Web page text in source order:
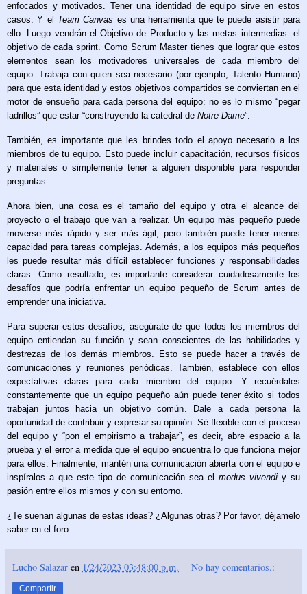
enfocados y motivados. Tener una identidad de equipo sirve en estos
casos. Y el Team Canvas es una herramienta que te puede asistir para
ello. Luego vendrán el Objetivo de Producto y las metas intermedias: el
objetivo de cada sprint. Como Scrum Master tienes que lograr que estos
elementos sean los motivadores universales de cada miembro del
equipo. Trabaja con quien sea necesario (por ejemplo, Talento Humano)
para que esta identidad y estos objetivos compartidos se conviertan en el
motor de ensueño para cada persona del equipo: no es lo mismo “pegar
ladrillos” que estar “construyendo la catedral de Notre Dame”.
También, es importante que les brindes todo el apoyo necesario a los
miembros de tu equipo. Esto puede incluir capacitación, recursos físicos
y materiales o simplemente tener a alguien disponible para responder
preguntas.
Ahora bien, una cosa es el tamaño del equipo y otra el alcance del
proyecto o el trabajo que van a realizar. Un equipo más pequeño puede
moverse más rápido y ser más ágil, pero también puede tener menos
capacidad para tareas complejas. Además, a los equipos más pequeños
les puede resultar más difícil establecer funciones y responsabilidades
claras. Como resultado, es importante considerar cuidadosamente los
desafíos que podría enfrentar un equipo pequeño de Scrum antes de
emprender una iniciativa.
Para superar estos desafíos, asegúrate de que todos los miembros del
equipo entiendan su función y sean conscientes de las habilidades y
destrezas de los demás miembros. Esto se puede hacer a través de
comunicaciones y reuniones periódicas. También, establece con ellos
expectativas claras para cada miembro del equipo. Y recuérdales
constantemente que un equipo pequeño aún puede tener éxito si todos
trabajan juntos hacia un objetivo común. Dale a cada persona la
oportunidad de contribuir y expresar su opinión. Sé flexible con el proceso
del equipo y “pon el empirismo a trabajar”, es decir, abre espacio a la
prueba y el error a medida que el equipo encuentra lo que funciona mejor
para ellos. Finalmente, mantén una comunicación abierta con el equipo e
inspíralos a que este tipo de comunicación sea el modus vivendi y su
pasión entre ellos mismos y con su entorno.
¿Te suenan algunas de estas ideas? ¿Algunas otras? Por favor, déjamelo
saber en el foro.
Lucho Salazar en 1/24/2023 03:48:00 p.m. No hay comentarios.:
Compartir